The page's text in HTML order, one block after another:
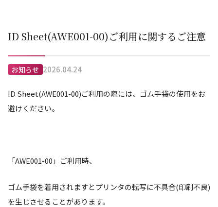
ID Sheet(AWE001-00)ご利用に関するご注意
お知らせ 2026.04.24
ID Sheet(AWE001-00)ご利用の際には、ゴム手袋の使用をお
避けください。
「AWE001-00」ご利用時、
ゴム手袋を着用されますとプリンタの転写に不具合(印刷不良)
を生じさせることがあります。